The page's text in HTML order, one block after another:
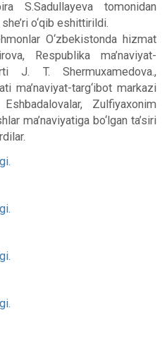
S.Sadullayeva tomonidan
o‘qib eshittirildi.
O‘zbekistonda hizmat
Respublika ma’naviyat-
J. T. Shermuxamedova.,
ma’naviyat-targ‘ibot markazi
Zulfiyaxonim
ma’naviyatiga bo‘lgan ta’siri